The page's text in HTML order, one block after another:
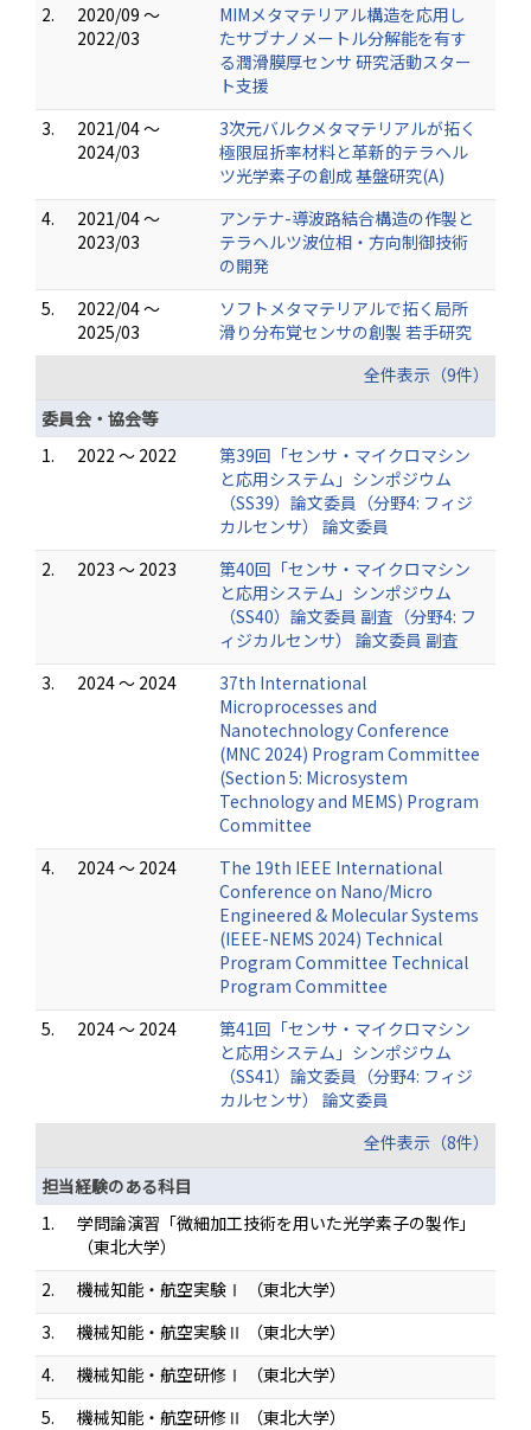
2.
2020/09 ～
2022/03
MIMメタマテリアル構造を応用し
たサブナノメートル分解能を有す
る潤滑膜厚センサ 研究活動スター
ト支援
3.
2021/04 ～
2024/03
3次元バルクメタマテリアルが拓く
極限屈折率材料と革新的テラヘル
ツ光学素子の創成 基盤研究(A)
4.
2021/04 ～
2023/03
アンテナ-導波路結合構造の作製と
テラヘルツ波位相・方向制御技術
の開発
5.
2022/04 ～
2025/03
ソフトメタマテリアルで拓く局所
滑り分布覚センサの創製 若手研究
全件表示（9件）
委員会・協会等
1.
2022 ～ 2022
第39回「センサ・マイクロマシン
と応用システム」シンポジウム
（SS39）論文委員（分野4: フィジ
カルセンサ） 論文委員
2.
2023 ～ 2023
第40回「センサ・マイクロマシン
と応用システム」シンポジウム
（SS40）論文委員 副査（分野4: フ
ィジカルセンサ） 論文委員 副査
3.
2024 ～ 2024
37th International
Microprocesses and
Nanotechnology Conference
(MNC 2024) Program Committee
(Section 5: Microsystem
Technology and MEMS) Program
Committee
4.
2024 ～ 2024
The 19th IEEE International
Conference on Nano/Micro
Engineered & Molecular Systems
(IEEE-NEMS 2024) Technical
Program Committee Technical
Program Committee
5.
2024 ～ 2024
第41回「センサ・マイクロマシン
と応用システム」シンポジウム
（SS41）論文委員（分野4: フィジ
カルセンサ） 論文委員
全件表示（8件）
担当経験のある科目
1.
学問論演習「微細加工技術を用いた光学素子の製作」
（東北大学）
2.
機械知能・航空実験Ⅰ （東北大学）
3.
機械知能・航空実験Ⅱ （東北大学）
4.
機械知能・航空研修Ⅰ （東北大学）
5.
機械知能・航空研修Ⅱ （東北大学）